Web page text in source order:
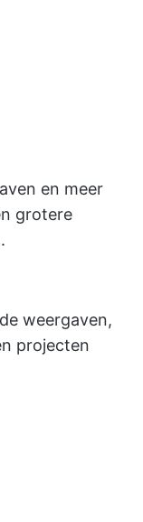
en meer
grotere
weergaven,
projecten